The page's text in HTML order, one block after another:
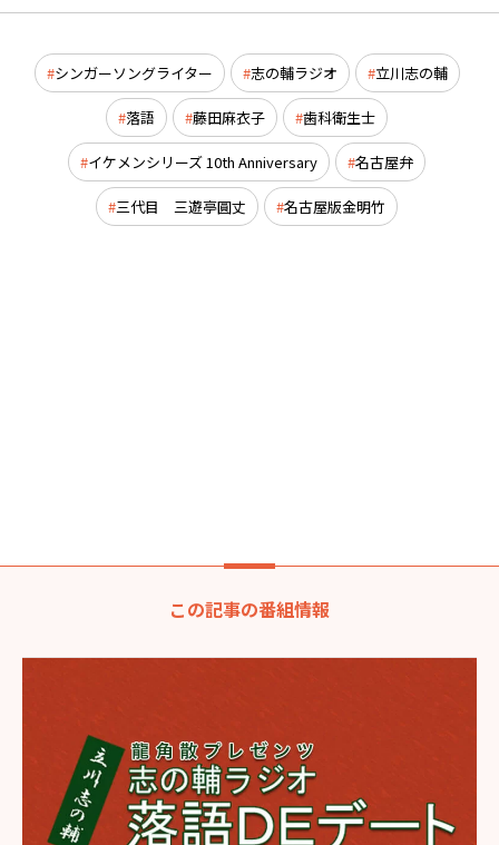
シンガーソングライター 志の輔ラジオ 立川志の輔
落語 藤田麻衣子 歯科衛生士
イケメンシリーズ 10th Anniversary 名古屋弁
三代目 三遊亭圓丈 名古屋版金明竹
この記事の番組情報